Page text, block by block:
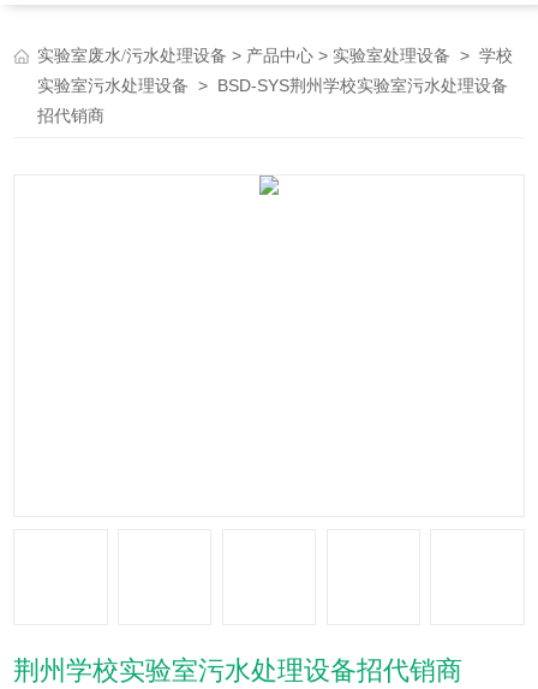
实验室废水/污水处理设备 > 产品中心 > 实验室处理设备 >学校
实验室污水处理设备 > BSD-SYS荆州学校实验室污水处理设备
招代销商
荆州学校实验室污水处理设备招代销商